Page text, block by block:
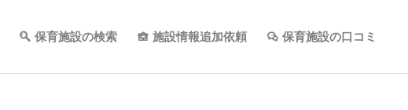
保育施設の検索 施設情報追加依頼 保育施設の口コミ